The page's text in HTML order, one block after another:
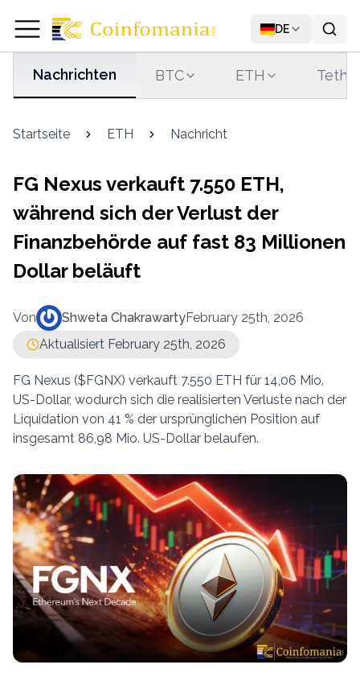
DE
Nachrichten BTC ETH
Startseite ETH Nachricht
FG Nexus verkauft 7.550 ETH,
während sich der Verlust der
Finanzbehörde auf fast 83 Millionen
Dollar beläuft
Von Shweta ChakrawartyFebruary 25th, 2026
Aktualisiert February 25th, 2026
FG Nexus ($FGNX) verkauft 7.550 ETH für 14,06 Mio.
US-Dollar, wodurch sich die realisierten Verluste nach der
Liquidation von 41 % der ursprünglichen Position auf
insgesamt 86,98 Mio. US-Dollar belaufen.